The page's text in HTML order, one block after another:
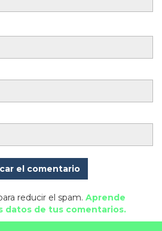
reducir el spam. Aprende
datos de tus comentarios.